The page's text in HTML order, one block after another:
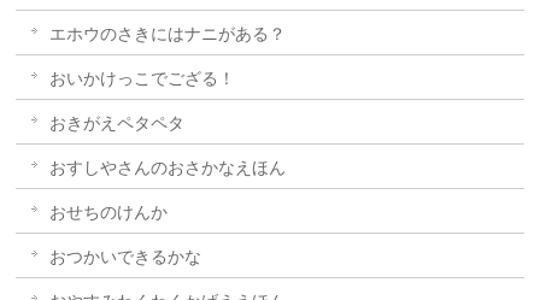
エホウのさきにはナニがある？
おいかけっこでござる！
おきがえペタペタ
おすしやさんのおさかなえほん
おせちのけんか
おつかいできるかな